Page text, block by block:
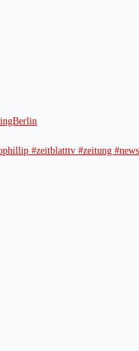
#zeitblatttv #zeitung #news